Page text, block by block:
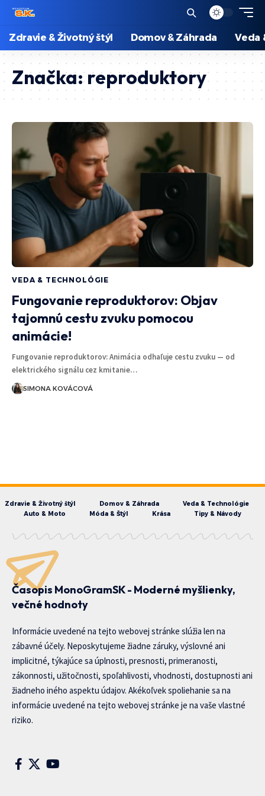
Zdravie & Životný štýl Domov & Záhrada Veda
Značka:reproduktory
VEDA & TECHNOLÓGIE
Fungovanie reproduktorov: Objav
tajomnú cestu zvuku pomocou
animácie!
Fungovanie reproduktorov: Animácia odhaľuje cestu zvuku — od
elektrického signálu cez kmitanie…
SIMONA KOVÁCOVÁ
Zdravie & Životný štýl Domov & Záhrada
Veda & Technológie
Auto & Moto
Móda & Štýl Krása Tipy & Návody
Časopis MonoGramSK - Moderné myšlienky,
večné hodnoty
Informácie uvedené na tejto webovej stránke slúžia len na
zábavné účely. Neposkytujeme žiadne záruky, výslovné ani
implicitné, týkajúce sa úplnosti, presnosti, primeranosti,
zákonnosti, užitočnosti, spoľahlivosti, vhodnosti, dostupnosti ani
žiadneho iného aspektu údajov. Akékoľvek spoliehanie sa na
informácie uvedené na tejto webovej stránke je na vaše vlastné
riziko.